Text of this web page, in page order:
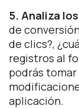
5. Analiza
de
de clics?,
registros al
podrás
aplicación.